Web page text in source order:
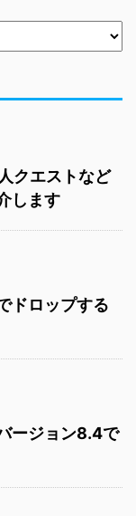
クエストなど
します
ドロップする
ージョン8.4で